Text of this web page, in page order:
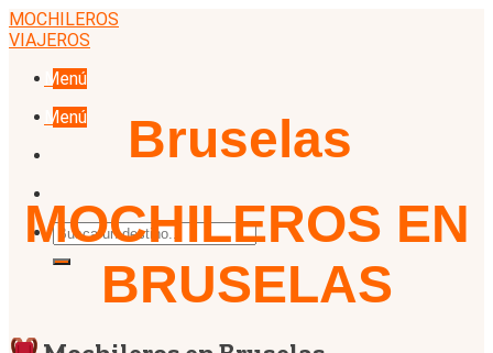
Skip
to
MOCHILEROS
VIAJEROS
Menú
Menú
Bruselas
MOCHILEROS EN
BRUSELAS